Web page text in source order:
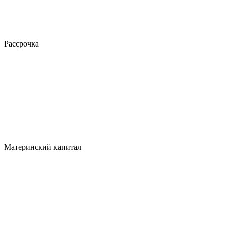
Рассрочка
Материнский капитал